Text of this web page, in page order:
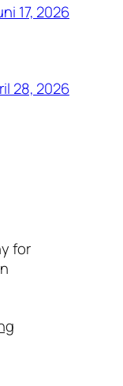
17, 2026
28, 2026
for